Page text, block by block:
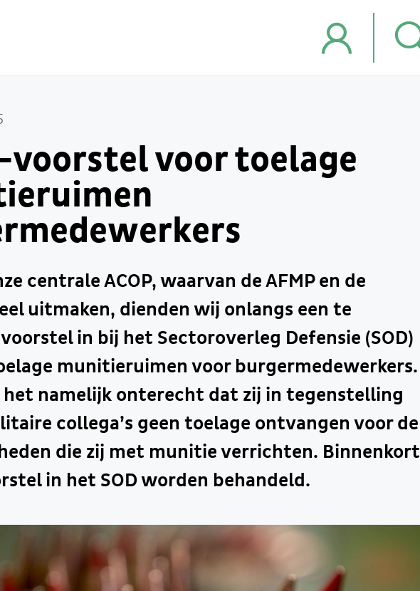
voorstel voor toelage
centrale ACOP, waarvan de AFMP en de
uitmaken, dienden wij onlangs een te
voorstel in bij het Sectoroverleg Defensie (SOD)
munitieruimen voor burgermedewerkers.
het namelijk onterecht dat zij in tegenstelling
collega’s geen toelage ontvangen voor de
die zij met munitie verrichten. Binnenkort
in het SOD worden behandeld.